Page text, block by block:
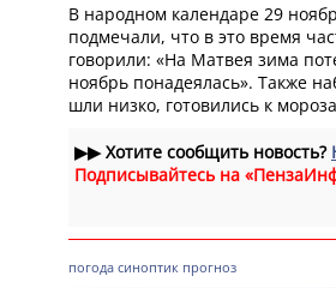
В народном календаре 29
подмечали, что в это время
говорили: «На Матвея зима
ноябрь понадеялась». Также
шли низко, готовились к
▶▶Хотите сообщить новость?
Подписывайтесь на
погода синоптик прогноз